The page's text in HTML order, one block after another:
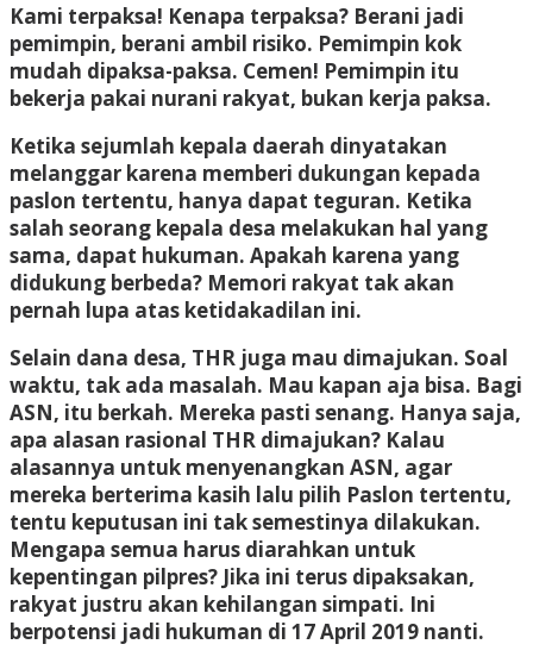
Kami terpaksa! Kenapa terpaksa? Berani jadi
pemimpin, berani ambil risiko. Pemimpin kok
mudah dipaksa-paksa. Cemen! Pemimpin itu
bekerja pakai nurani rakyat, bukan kerja paksa.
Ketika sejumlah kepala daerah dinyatakan
melanggar karena memberi dukungan kepada
paslon tertentu, hanya dapat teguran. Ketika
salah seorang kepala desa melakukan hal yang
sama, dapat hukuman. Apakah karena yang
didukung berbeda? Memori rakyat tak akan
pernah lupa atas ketidakadilan ini.
Selain dana desa, THR juga mau dimajukan. Soal
waktu, tak ada masalah. Mau kapan aja bisa. Bagi
ASN, itu berkah. Mereka pasti senang. Hanya saja,
apa alasan rasional THR dimajukan? Kalau
alasannya untuk menyenangkan ASN, agar
mereka berterima kasih lalu pilih Paslon tertentu,
tentu keputusan ini tak semestinya dilakukan.
Mengapa semua harus diarahkan untuk
kepentingan pilpres? Jika ini terus dipaksakan,
rakyat justru akan kehilangan simpati. Ini
berpotensi jadi hukuman di 17 April 2019 nanti.